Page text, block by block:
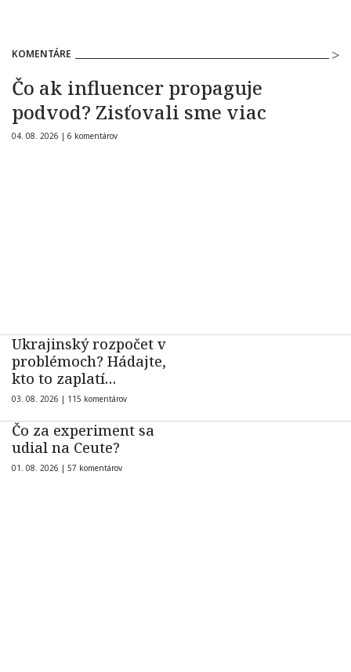
KOMENTÁRE
Čo ak influencer propaguje
podvod? Zisťovali sme viac
04. 08. 2026 | 6 komentárov
Ukrajinský rozpočet v
problémoch? Hádajte,
kto to zaplatí…
03. 08. 2026 | 115 komentárov
Čo za experiment sa
udial na Ceute?
01. 08. 2026 | 57 komentárov